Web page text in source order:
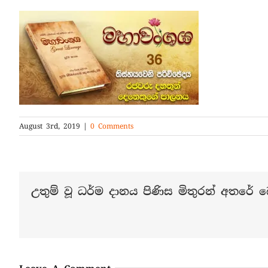
August 3rd, 2019 | 0 Comments
උතුම් වූ ධර්ම දානය පිණිස මිතුරන් අතරේ